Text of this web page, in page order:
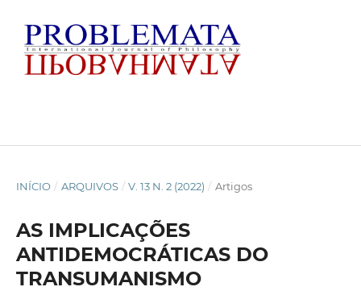
INÍCIO / ARQUIVOS / V. 13 N. 2 (2022) / Artigos
AS IMPLICAÇÕES
ANTIDEMOCRÁTICAS DO
TRANSUMANISMO